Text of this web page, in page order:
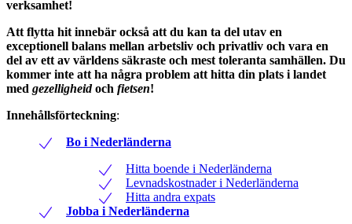
verksamhet!
Att flytta hit innebär också att du kan ta del utav en
exceptionell balans mellan arbetsliv och privatliv och vara en
del av ett av världens säkraste och mest toleranta samhällen. Du
kommer inte att ha några problem att hitta din plats i landet
med gezelligheidoch fietsen!
Innehållsförteckning:
Bo i Nederländerna
Hitta boende i Nederländerna
Levnadskostnader i Nederländerna
Hitta andra expats
Jobba i Nederländerna